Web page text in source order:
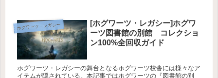
ホグワーツ・レガシー
[ホグワーツ・レガシー]ホグワ
ーツ図書館の別館 コレクショ
ン100%全回収ガイド
ホグワーツ・レガシーの舞台となるホグワーツ校舎には様々なア
イテムが隠されている。本記事ではホグワーツの『図書館の別